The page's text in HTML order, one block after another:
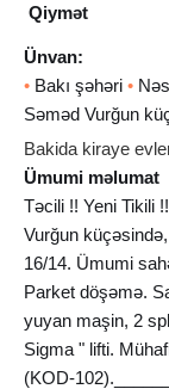
Qiymət
Ünvan:
• Bakı şəhəri •
Səməd Vurğun
Bakida kiraye
Ümumi məlumat
Təcili !! Yeni Tikili
Vurğun
16/14. Ümumi
Parket döşəmə.
yuyan maşin, 2
Sigma " lifti.
(KOD-